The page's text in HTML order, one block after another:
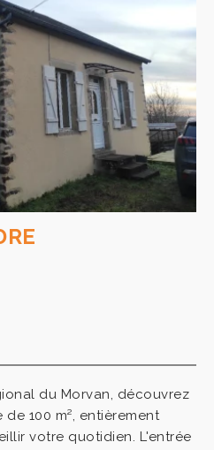
du Morvan, découvrez
100 m², entièrement
votre quotidien. L'entrée